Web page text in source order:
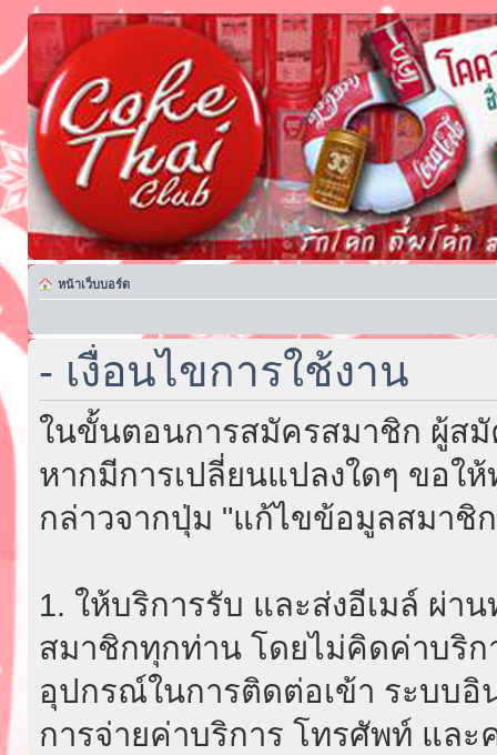
หน้าเว็บบอร์ด
- เงื่อนไขการใช้งาน
ในขั้นตอนการสมัครสมาชิก ผู้ส
หากมีการเปลี่ยนแปลงใดๆ ขอใ
กล่าวจากปุ่ม "แก้ไขข้อมูลสมาชิ
1. ให้บริการรับ และส่งอีเมล์ ผ่า
สมาชิกทุกท่าน โดยไม่คิดค่าบริก
อุปกรณ์ในการติดต่อเข้า ระบบอิ
การจ่ายค่าบริการ โทรศัพท์ และ